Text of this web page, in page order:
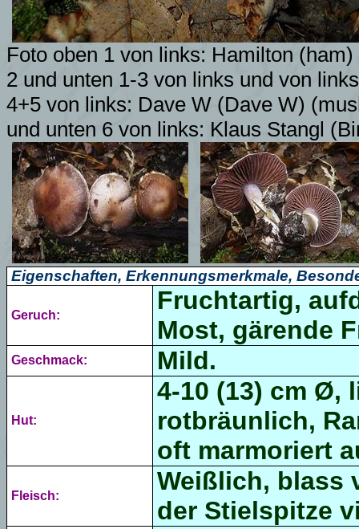
Foto oben 1 von links: Hamilton
2 und unten 1-3 von links und von
4+5 von links: Dave W (Dave W)
und unten 6 von links: Klaus Stangl
Eigenschaften, Erkennungsmerkmale,
Geruch:
Fruchtartig,
Most, gärende
Geschmack: Mild.
Hut:
4-10 (13) cm Ø,
rotbräunlich,
oft marmoriert
Fleisch:
Weißlich, blass
der Stielspitze